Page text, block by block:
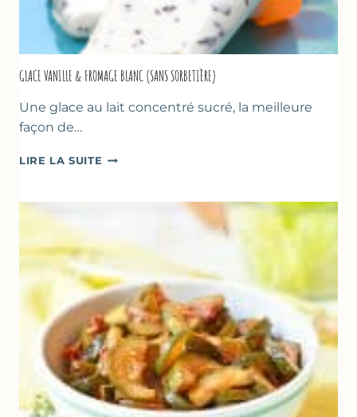
GLACE VANILLE & FROMAGE BLANC (SANS SORBETIÈRE)
Une glace au lait concentré sucré, la meilleure
façon de…
LIRE LA SUITE GLACE